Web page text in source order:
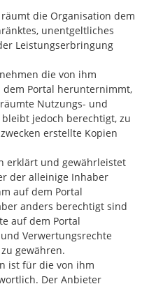
die Organisation dem
unentgeltliches
Leistungserbringung
die von ihm
Portal herunternimmt,
Nutzungs- und
jedoch berechtigt, zu
erstellte Kopien
erklärt und gewährleistet
der alleinige Inhaber
auf dem Portal
anders berechtigt sind
auf dem Portal
Verwertungsrechte
gewähren.
ist für die von ihm
Der Anbieter